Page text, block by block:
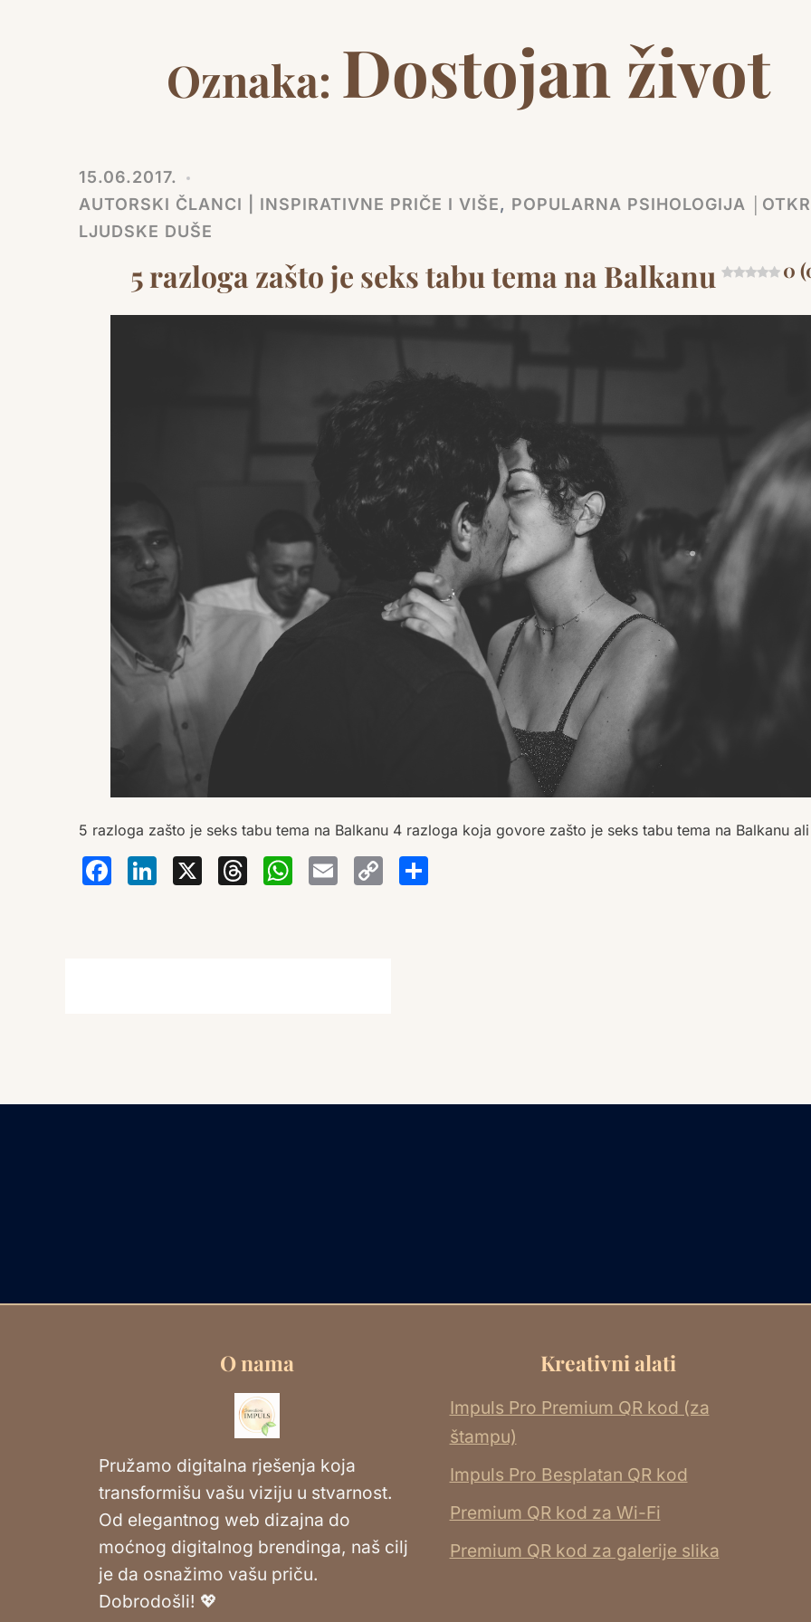
Oznaka: Dostojan život
15.06.2017.
AUTORSKI ČLANCI | INSPIRATIVNE PRIČE I VIŠE, POPULARNA PSIHOLOGIJA
LJUDSKE DUŠE
5 razloga zašto je seks tabu tema na Balkanu 0
5 razloga zašto je seks tabu tema na Balkanu 4 razloga koja govore zašto je seks tabu tema na Balkanu
Facebook
LinkedIn
X Threads
WhatsApp
EmailCopy
Link
O nama
Pružamo digitalna rješenja koja
transformišu vašu viziju u stvarnost.
Od elegantnog web dizajna do
moćnog digitalnog brendinga, naš cilj
je da osnažimo vašu priču.
Dobrodošli! 💖
Kreativni alati
Impuls Pro Premium QR kod (za
štampu)
Impuls Pro Besplatan QR kod
Premium QR kod za Wi-Fi
Premium QR kod za galerije slika